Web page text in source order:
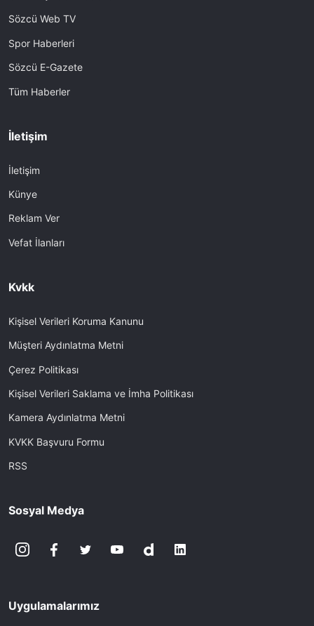
Sözcü Web TV
Spor Haberleri
Sözcü E-Gazete
Tüm Haberler
İletişim
İletişim
Künye
Reklam Ver
Vefat İlanları
Kvkk
Kişisel Verileri Koruma Kanunu
Müşteri Aydınlatma Metni
Çerez Politikası
Kişisel Verileri Saklama ve İmha Politikası
Kamera Aydınlatma Metni
KVKK Başvuru Formu
RSS
Sosyal Medya
Uygulamalarımız